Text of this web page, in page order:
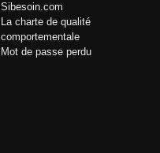
Sibesoin.com
La charte de qualité
comportementale
Mot de passe perdu